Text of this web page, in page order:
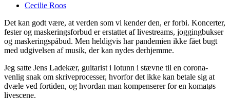
Cecilie Roos
Det kan godt være, at verden som vi kender den, er forbi. Koncerter,
fester og maskeringsforbud er erstattet af livestreams, joggingbukser
og maskeringspåbud. Men heldigvis har pandemien ikke fået bugt
med udgivelsen af musik, der kan nydes derhjemme.
Jeg satte Jens Ladekær, guitarist i Iotunn i stævne til en corona-
venlig snak om skriveprocesser, hvorfor det ikke kan betale sig at
dvæle ved fortiden, og hvordan man kompenserer for en komatøs
livescene.